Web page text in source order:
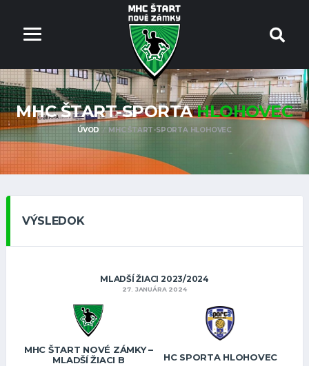
MHC ŠTART-SPORTAHLOHOVEC
ÚVOD MHC ŠTART-SPORTA HLOHOVEC
VÝSLEDOK
MLADŠÍ ŽIACI 2023/2024
27. JANUÁRA 2024
MHC ŠTART NOVÉ ZÁMKY –
MLADŠÍ ŽIACI B
HC SPORTA HLOHOVEC